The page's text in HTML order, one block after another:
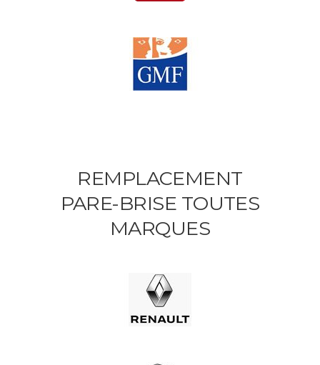
REMPLACEMENT
PARE-BRISE TOUTES
MARQUES